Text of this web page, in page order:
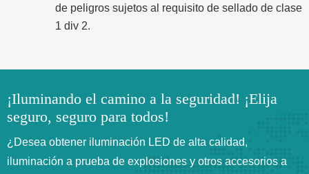
de peligros sujetos al requisito de sellado de clase
1 div 2.
¡Iluminando el camino a la seguridad! ¡Elija
seguro, seguro para todos!
¿Desea obtener iluminación LED de alta calidad,
iluminación a prueba de explosiones y otros accesorios a